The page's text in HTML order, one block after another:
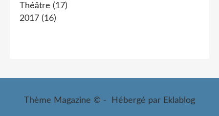
Théâtre (17)
2017 (16)
Thème Magazine © - Hébergé par Eklablog